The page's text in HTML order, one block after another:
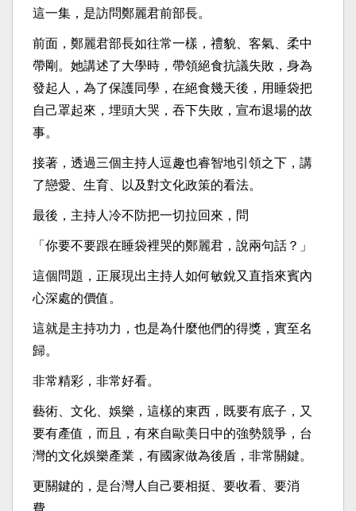
這一集，是訪問鄭麗君前部長。
前面，鄭麗君部長如往常一樣，禮貌、客氣、柔中
帶剛。她講述了大學時，帶領絕食抗議失敗，身為
發起人，為了保護同學，在絕食幾天後，用睡袋把
自己罩起來，埋頭大哭，吞下失敗，宣布退場的故
事。
接著，透過三個主持人逗趣也睿智地引領之下，講
了戀愛、生育、以及對文化政策的看法。
最後，主持人冷不防把一切拉回來，問
「你要不要跟在睡袋裡哭的鄭麗君，說兩句話？」
這個問題，正展現出主持人如何敏銳又直指來賓內
心深處的價值。
這就是主持功力，也是為什麼他們的得獎，實至名
歸。
非常精彩，非常好看。
藝術、文化、娛樂，這樣的東西，既要有底子，又
要有產值，而且，有來自歐美日中的強勢競爭，台
灣的文化娛樂產業，有國家做為後盾，非常關鍵。
更關鍵的，是台灣人自己要相挺、要收看、要消
費。